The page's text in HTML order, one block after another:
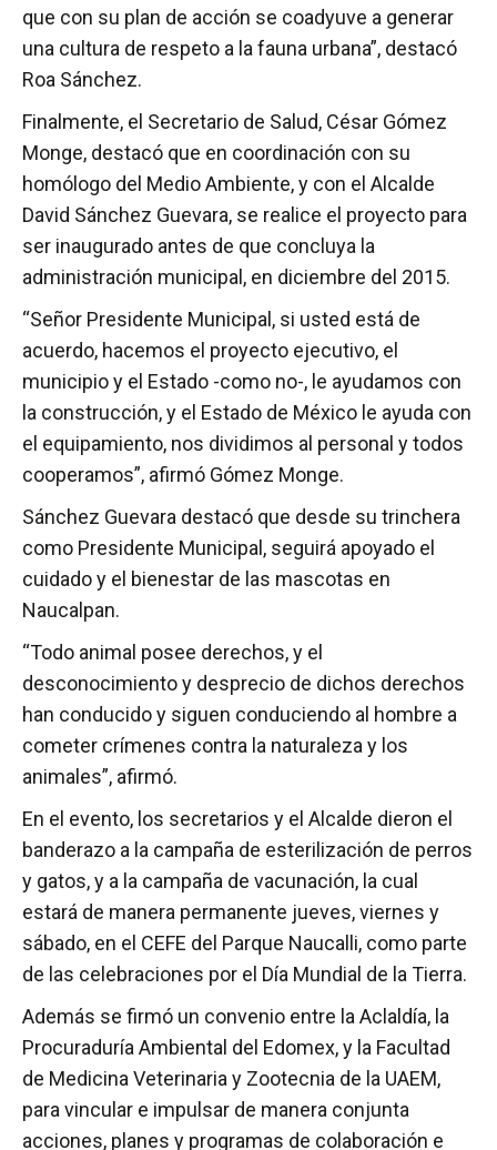
que con su plan de acción se coadyuve a generar
una cultura de respeto a la fauna urbana”, destacó
Roa Sánchez.
Finalmente, el Secretario de Salud, César Gómez
Monge, destacó que en coordinación con su
homólogo del Medio Ambiente, y con el Alcalde
David Sánchez Guevara, se realice el proyecto para
ser inaugurado antes de que concluya la
administración municipal, en diciembre del 2015.
“Señor Presidente Municipal, si usted está de
acuerdo, hacemos el proyecto ejecutivo, el
municipio y el Estado -como no-, le ayudamos con
la construcción, y el Estado de México le ayuda con
el equipamiento, nos dividimos al personal y todos
cooperamos”, afirmó Gómez Monge.
Sánchez Guevara destacó que desde su trinchera
como Presidente Municipal, seguirá apoyado el
cuidado y el bienestar de las mascotas en
Naucalpan.
“Todo animal posee derechos, y el
desconocimiento y desprecio de dichos derechos
han conducido y siguen conduciendo al hombre a
cometer crímenes contra la naturaleza y los
animales”, afirmó.
En el evento, los secretarios y el Alcalde dieron el
banderazo a la campaña de esterilización de perros
y gatos, y a la campaña de vacunación, la cual
estará de manera permanente jueves, viernes y
sábado, en el CEFE del Parque Naucalli, como parte
de las celebraciones por el Día Mundial de la Tierra.
Además se firmó un convenio entre la Aclaldía, la
Procuraduría Ambiental del Edomex, y la Facultad
de Medicina Veterinaria y Zootecnia de la UAEM,
para vincular e impulsar de manera conjunta
acciones, planes y programas de colaboración e